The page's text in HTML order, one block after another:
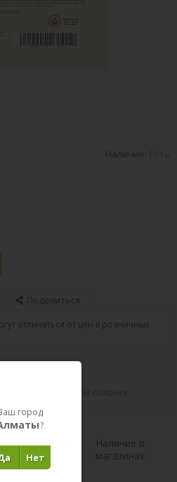
Наличие: Есть
Поделиться
отличаться от цен в розничных
Наличие в
магазинах
город
?
Нет